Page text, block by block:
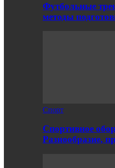
Футбольные
методы
Спорт
Спортивное
Разнообразие,